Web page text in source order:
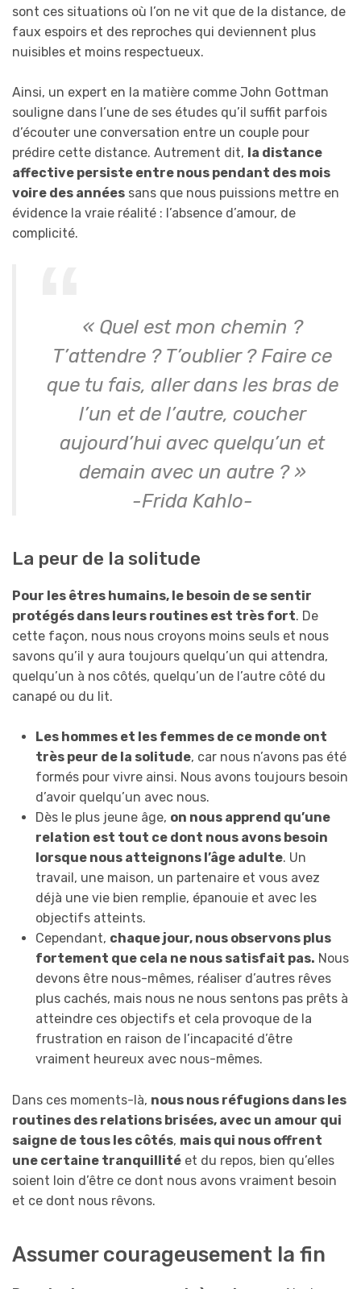
sont ces situations où l’on ne vit que de la distance, de
faux espoirs et des reproches qui deviennent plus
nuisibles et moins respectueux.
Ainsi, un expert en la matière comme John Gottman
souligne dans l’une de ses études qu’il suffit parfois
d’écouter une conversation entre un couple pour
prédire cette distance. Autrement dit, la distance
affective persiste entre nous pendant des mois
voire des années sans que nous puissions mettre en
évidence la vraie réalité : l’absence d’amour, de
complicité.
« Quel est mon chemin ?
T’attendre ? T’oublier ? Faire ce
que tu fais, aller dans les bras de
l’un et de l’autre, coucher
aujourd’hui avec quelqu’un et
demain avec un autre ? »
-Frida Kahlo-
La peur de la solitude
Pour les êtres humains, le besoin de se sentir
protégés dans leurs routines est très fort. De
cette façon, nous nous croyons moins seuls et nous
savons qu’il y aura toujours quelqu’un qui attendra,
quelqu’un à nos côtés, quelqu’un de l’autre côté du
canapé ou du lit.
Les hommes et les femmes de ce monde ont
très peur de la solitude, car nous n’avons pas été
formés pour vivre ainsi. Nous avons toujours besoin
d’avoir quelqu’un avec nous.
Dès le plus jeune âge, on nous apprend qu’une
relation est tout ce dont nous avons besoin
lorsque nous atteignons l’âge adulte. Un
travail, une maison, un partenaire et vous avez
déjà une vie bien remplie, épanouie et avec les
objectifs atteints.
Cependant, chaque jour, nous observons plus
fortement que cela ne nous satisfait pas. Nous
devons être nous-mêmes, réaliser d’autres rêves
plus cachés, mais nous ne nous sentons pas prêts à
atteindre ces objectifs et cela provoque de la
frustration en raison de l’incapacité d’être
vraiment heureux avec nous-mêmes.
Dans ces moments-là, nous nous réfugions dans les
routines des relations brisées, avec un amour qui
saigne de tous les côtés, mais qui nous offrent
une certaine tranquillité et du repos, bien qu’elles
soient loin d’être ce dont nous avons vraiment besoin
et ce dont nous rêvons.
Assumer courageusement la fin